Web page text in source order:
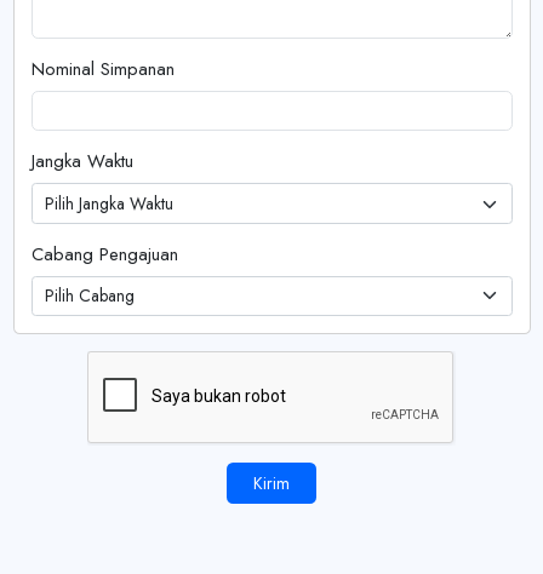
Nominal Simpanan
Jangka Waktu
Pilih Jangka Waktu
Cabang Pengajuan
Pilih Cabang
Kirim